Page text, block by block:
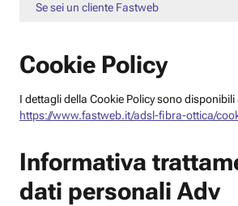
Se sei un cliente Fastweb
Cookie Policy
I dettagli della Cookie Policy sono
https://www.fastweb.it/adsl-fibra-ottica/
Informativa
dati personali Adv